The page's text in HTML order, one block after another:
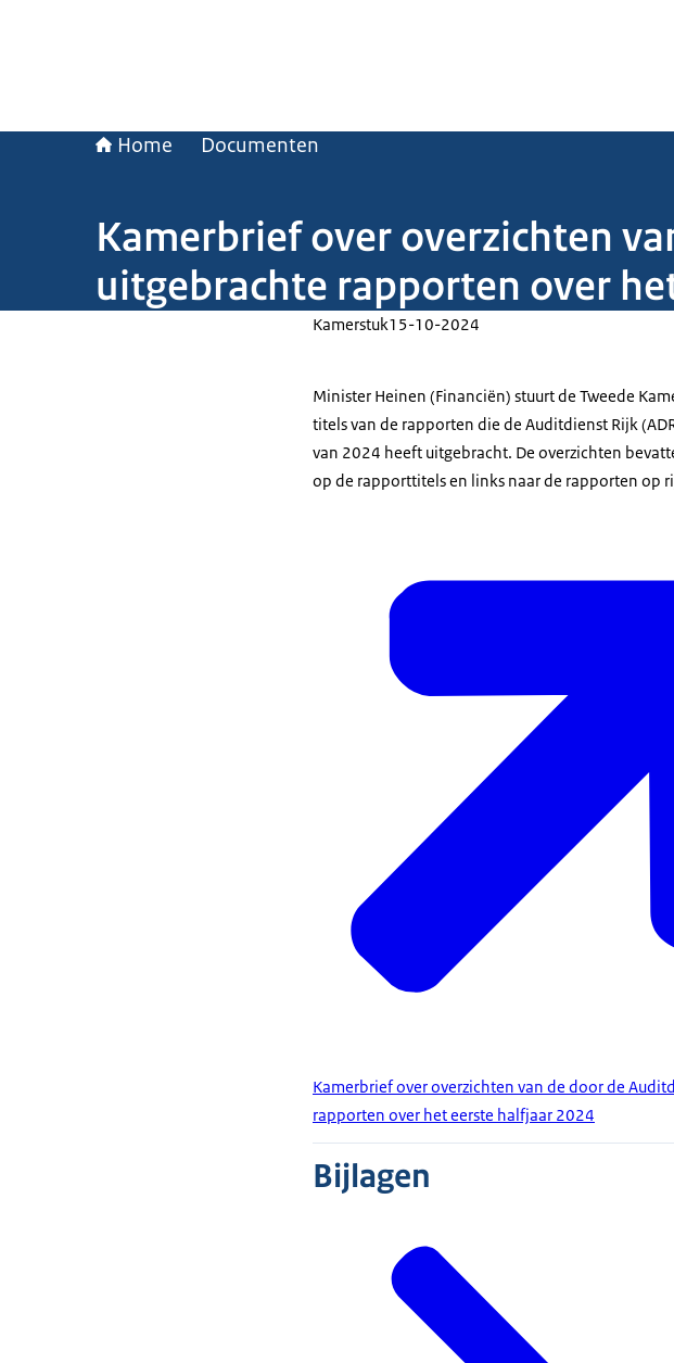
Home Documenten
Kamerbrief over overzichten
uitgebrachte rapporten over
Kamerstuk15-10-2024
Minister Heinen (Financiën) stuurt de Tweede
titels van de rapporten die de Auditdienst Rijk
van 2024 heeft uitgebracht. De overzichten
op de rapporttitels en links naar de rapporten op
Kamerbrief over overzichten van de door de
rapporten over het eerste halfjaar 2024
Bijlagen